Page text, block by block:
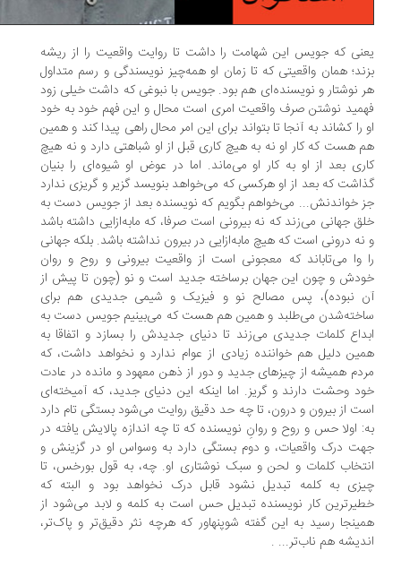
که جویس این شهامت را داشت تا روایت واقعیت را از ریشه
همان واقعیتی که تا زمان او همه‌چیز نویسندگی و رسم متداول
نوشتار و نویسنده‌ای هم بود. جویس با نبوغی که داشت خیلی زود
نوشتن صرف واقعیت امری است محال و این فهم خود به خود
را کشاند به آنجا تا بتواند برای این امر محال راهی پیدا کند و همین
هست که کار او نه به هیچ کاری قبل از او شباهتی دارد و نه هیچ
بعد از او به کار او می‌ماند. اما در عوض او شیوه‌ای را بنیان
که بعد از او هرکسی که می‌خواهد بنویسد گزیر و گریزی ندارد
خواندنش... می‌خواهم بگویم که نویسنده بعد از جویس دست به
جهانی می‌زند که نه بیرونی است صرفا، که مابه‌ازایی داشته باشد
درونی است که هیچ مابه‌ازایی در بیرون نداشته باشد. بلکه جهانی
وا می‌تاباند که معجونی است از واقعیت بیرونی و روح و روان
و چون این جهان برساخته جدید است و نو (چون تا پیش از
نبوده)، پس مصالح نو و فیزیک و شیمی جدیدی هم برای
می‌طلبد و همین هم هست که می‌بینیم جویس دست به
کلمات جدیدی می‌زند تا دنیای جدیدش را بسازد و اتفاقا به
دلیل هم خواننده زیادی از عوام ندارد و نخواهد داشت، که
همیشه از چیزهای جدید و دور از ذهن معهود و مانده در عادت
وحشت دارند و گریز. اما اینکه این دنیای جدید، که آمیخته‌ای‌
از بیرون و درون، تا چه حد دقیق روایت می‌شود بستگی تام دارد
اولا حس و روح و روانِ نویسنده که تا چه اندازه پالایش یافته در
درک واقعیات، و دوم بستگی دارد به وسواس او در گزینش و
کلمات و لحن و سبک نوشتاری او. چه، به قول بورخس، تا
به کلمه تبدیل نشود قابل درک نخواهد بود و البته که
کار نویسنده تبدیل حس است به کلمه و لابد می‌شود از
رسید به این گفته شوپنهاور که هرچه نثر دقیق‌تر و پاک‌تر،
هم ناب‌تر... .